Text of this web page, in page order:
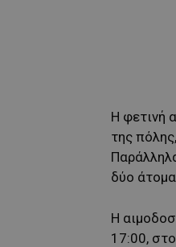
Η φετινή
της
δύο
Η
17:00,